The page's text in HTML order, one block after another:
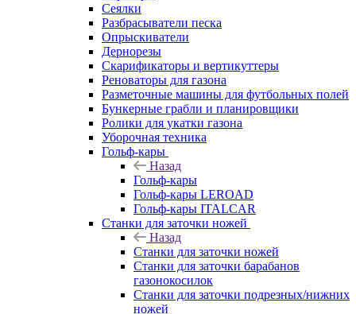
Сеялки
Разбрасыватели песка
Опрыскиватели
Дернорезы
Скарификаторы и вертикуттеры
Реноваторы для газона
Разметочные машины для футбольных полей
Бункерные грабли и планировщики
Ролики для укатки газона
Уборочная техника
Гольф-кары
Назад
Гольф-кары
Гольф-кары LEROAD
Гольф-кары ITALCAR
Станки для заточки ножей
Назад
Станки для заточки ножей
Станки для заточки барабанов
газонокосилок
Станки для заточки подрезных/нижних
ножей